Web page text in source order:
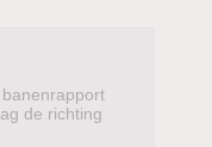
de richting